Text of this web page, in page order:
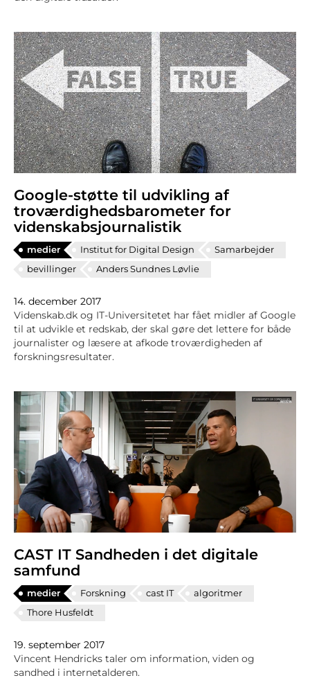
Google-støtte til udvikling af
troværdighedsbarometer for
videnskabsjournalistik
medier Institut for Digital Design
Samarbejder
bevillinger
Anders Sundnes Løvlie
14. december 2017
Videnskab.dk og IT-Universitetet har fået midler af Google
til at udvikle et redskab, der skal gøre det lettere for både
journalister og læsere at afkode troværdigheden af
forskningsresultater.
CAST IT Sandheden i det digitale
samfund
medier Forskning cast IT
algoritmer
Thore Husfeldt
19. september 2017
Vincent Hendricks taler om information, viden og
sandhed i internetalderen.